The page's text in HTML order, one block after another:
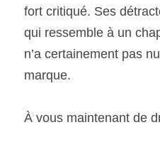
fort critiqué. Ses
qui ressemble à un
n’a certainement pas
marque.
À vous maintenant de